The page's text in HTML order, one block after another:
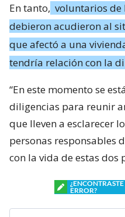
En tanto, voluntarios de
debieron acudieron al
que afectó a una
tendría relación con la
“En este momento se
diligencias para reunir
que lleven a esclarecer
personas responsables
con la vida de estas dos
ERROR?